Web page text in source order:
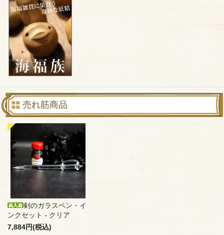
売れ筋商品
剣のガラスペン・イ
ンクセット - クリア
7,884円(税込)